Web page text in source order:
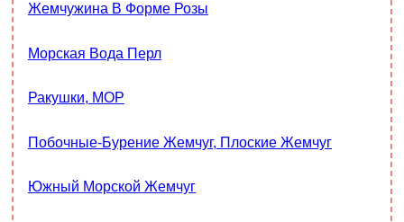
Жемчужина В Форме Розы
Морская Вода Перл
Ракушки, MOP
Побочные-Бурение Жемчуг, Плоские Жемчуг
Южный Морской Жемчуг